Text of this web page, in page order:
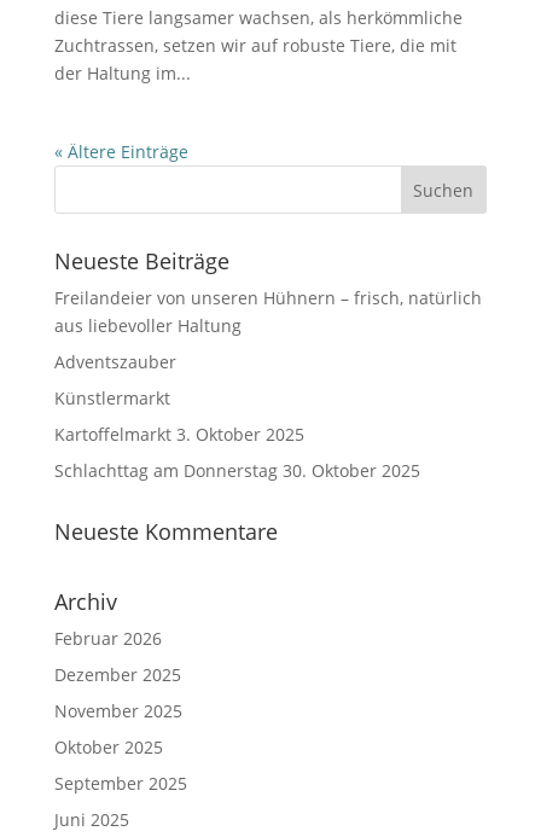
diese Tiere langsamer wachsen, als herkömmliche
Zuchtrassen, setzen wir auf robuste Tiere, die mit
der Haltung im...
« Ältere Einträge
Neueste Beiträge
Freilandeier von unseren Hühnern – frisch, natürlich
aus liebevoller Haltung
Adventszauber
Künstlermarkt
Kartoffelmarkt 3. Oktober 2025
Schlachttag am Donnerstag 30. Oktober 2025
Neueste Kommentare
Archiv
Februar 2026
Dezember 2025
November 2025
Oktober 2025
September 2025
Juni 2025